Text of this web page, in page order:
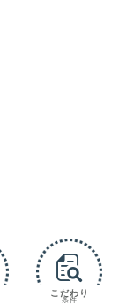
こだわり
条件